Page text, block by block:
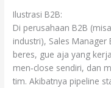
Ilustrasi B2B:
Di perusahaan B2B
industri), Sales
beres, gue aja yang
men‐close sendiri, dan
tim. Akibatnya pipeline